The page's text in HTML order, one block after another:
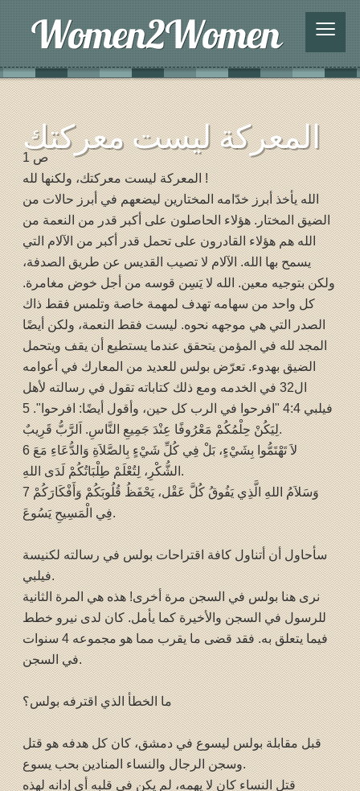
≡
المعركة ليست معركتك
ص 1
المعركة ليست معركتك، ولكنها لله !
الله يأخذ أبرز خدّامه المختارين ليضعهم في أبرز حالات من
الضيق المختار. هؤلاء الحاصلون على أكبر قدر من النعمة من
الله هم هؤلاء القادرون على تحمل قدر أكبر من الآلام التي
يسمح بها الله. الآلام لا تصيب القديس عن طريق الصدفة،
ولكن بتوجيه معين. الله لا يَسِن قوسه من أجل خوض مغامرة.
كل واحد من سهامه تهدف لمهمة خاصة وتلمس فقط ذاك
الصدر التي هي موجهه نحوه. ليست فقط النعمة، ولكن أيضًا
المجد لله في المؤمن يتحقق عندما يستطيع أن يقف ويتحمل
الضيق بهدوء. تعرّض بولس للعديد من المعارك في أعوامه
ال32 في الخدمه ومع ذلك كتاباته تقول في رسالته لأهل
فيلبي 4:4 "افرحوا في الرب كل حين، وأقول أيضًا: افرحوا". 5
لِيَكُنْ حِلْمُكُمْ مَعْرُوفًا عِنْدَ جَمِيعِ النَّاسِ. اَلرَّبُّ قَرِيبٌ.
6 لاَ تَهْتَمُّوا بِشَيْءٍ، بَلْ فِي كُلِّ شَيْءٍ بِالصَّلاَةِ وَالدُّعَاءِ مَعَ
الشُّكْرِ، لِتُعْلَمْ طِلْبَاتُكُمْ لَدَى اللهِ.
7 وَسَلاَمُ اللهِ الَّذِي يَفُوقُ كُلَّ عَقْل، يَحْفَظُ قُلُوبَكُمْ وَأَفْكَارَكُمْ
فِي الْمَسِيحِ يَسُوعَ.
سأحاول أن أتناول كافة اقتراحات بولس في رسالته لكنيسة
فيلبي.
نرى هنا بولس في السجن مرة أخرى! هذه هي المرة الثانية
للرسول في السجن والأخيرة كما يأمل. كان لدى نيرو خطط
فيما يتعلق به. فقد قضى ما يقرب مما هو مجموعه 4 سنوات
في السجن.
ما الخطأ الذي اقترفه بولس؟
قبل مقابلة بولس ليسوع في دمشق، كان كل هدفه هو قتل
وسجن الرجال والنساء المنادين بحب يسوع.
قتل النساء كان لا يهمه، لم يكن في قلبه أي إدانه لهذه